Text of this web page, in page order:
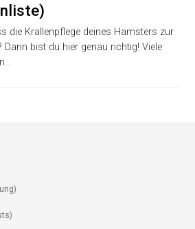
die Krallenpflege deines Hamsters zur
bist du hier genau richtig! Viele